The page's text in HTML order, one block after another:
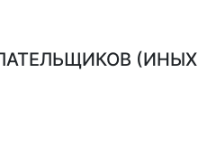
(ИНЫХ